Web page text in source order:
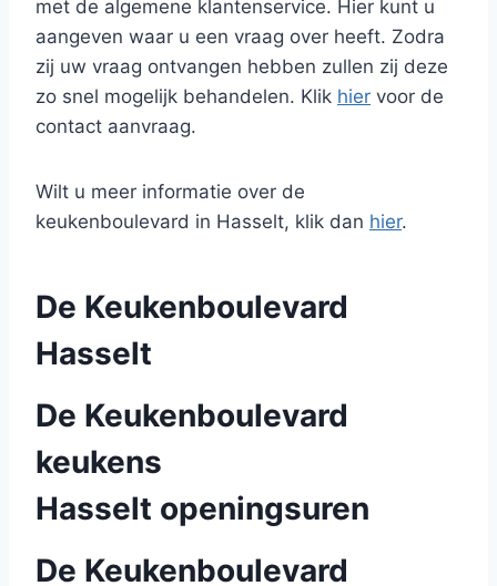
met de algemene klantenservice. Hier kunt u
aangeven waar u een vraag over heeft. Zodra
zij uw vraag ontvangen hebben zullen zij deze
zo snel mogelijk behandelen. Klik hier voor de
contact aanvraag.
Wilt u meer informatie over de
keukenboulevard in Hasselt, klik dan hier.
De Keukenboulevard
Hasselt
De Keukenboulevard
keukens
Hasselt openingsuren
De Keukenboulevard